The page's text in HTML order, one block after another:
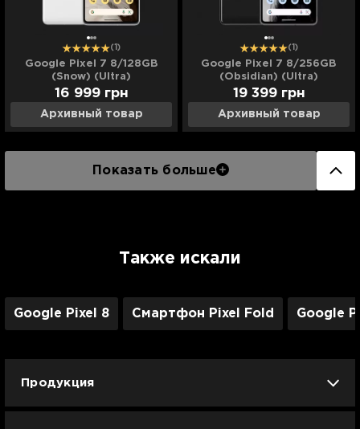
(1)
Google Pixel 7 8/128GB
(Snow) (Ultra)
Архивный товар
16 999 грн
(1)
Google Pixel 7 8/256GB
(Obsidian) (Ultra)
Архивный товар
19 399 грн
Показать больше
Также искали
Google Pixel 8 Смартфон Pixel Fold Google
Продукция